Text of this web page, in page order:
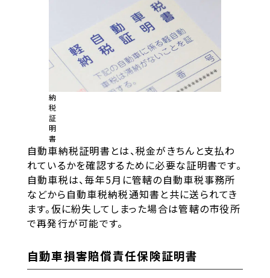
納
税
証
明
書
自動車納税証明書とは、税金がきちんと支払わ
れているかを確認するために必要な証明書です。
自動車税は、毎年5月に管轄の自動車税事務所
などから自動車税納税通知書と共に送られてき
ます。仮に紛失してしまった場合は管轄の市役所
で再発行が可能です。
自動車損害賠償責任保険証明書